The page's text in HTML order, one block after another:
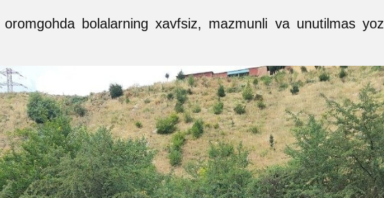
oromgohda bolalarning xavfsiz, mazmunli va unutilmas